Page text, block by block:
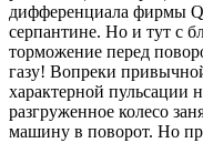
дифференциала фирмы
серпантине. Но и тут с
торможение перед
газу! Вопреки
характерной пульсации
разгруженное колесо
машину в поворот. Но